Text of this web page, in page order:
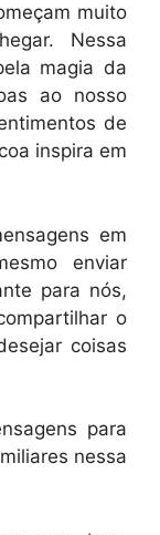
muito
Nessa
magia da
ao nosso
de
inspira em
em
enviar
para nós,
o
coisas
para
nessa